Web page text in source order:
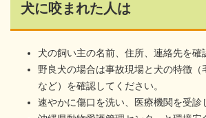
犬に咬まれた人は
犬の飼い主の名前、住所、連絡先を確
野良犬の場合は事故現場と犬の特徴
など）を確認してください。
速やかに傷口を洗い、医療機関を受診